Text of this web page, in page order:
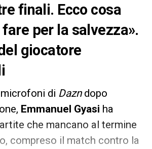
finali. Ecco cosa
per la salvezza».
giocatore
di Dazndopo
Emmanuel Gyasi ha
che mancano al termine
compreso il match contro la